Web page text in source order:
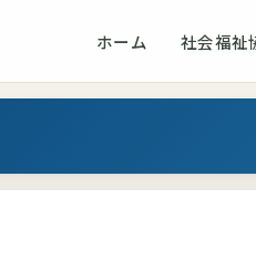
ホーム 社会福祉